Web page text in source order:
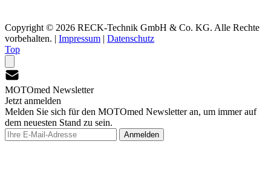
Copyright © 2026 RECK-Technik GmbH & Co. KG. Alle Rechte
vorbehalten. | Impressum | Datenschutz
Top
MOTOmed Newsletter
Jetzt anmelden
Melden Sie sich für den MOTOmed Newsletter an, um immer auf
dem neuesten Stand zu sein.
Anmelden